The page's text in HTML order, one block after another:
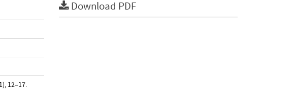
12–17.
Download PDF